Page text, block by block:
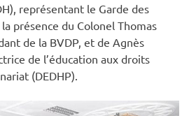
représentant le Garde des
présence du Colonel Thomas
de la BVDP, et de Agnès
de l’éducation aux droits
(DEDHP).